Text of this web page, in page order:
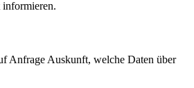
informieren.
Anfrage Auskunft, welche Daten über